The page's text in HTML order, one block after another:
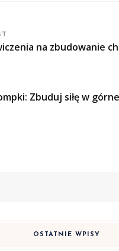
na zbudowanie
Zbuduj siłę w
OSTATNIE WPISY